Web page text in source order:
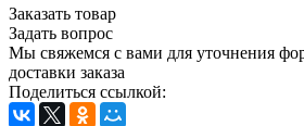
Заказать товар
Задать вопрос
Мы свяжемся с вами для уточнения
доставки заказа
Поделиться ссылкой: